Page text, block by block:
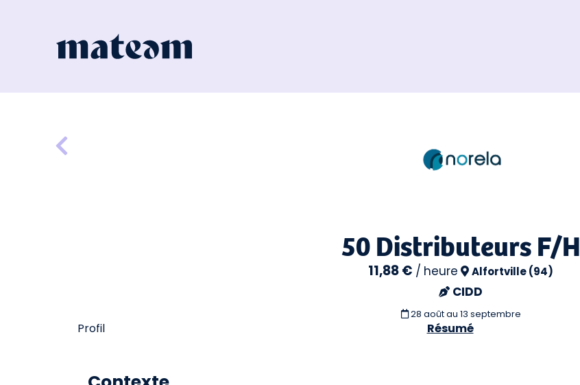
50 Distributeurs F/H
11,88 € / heure Alfortville (94)
CIDD
28 aoûtau 13 septembre
Profil Résumé